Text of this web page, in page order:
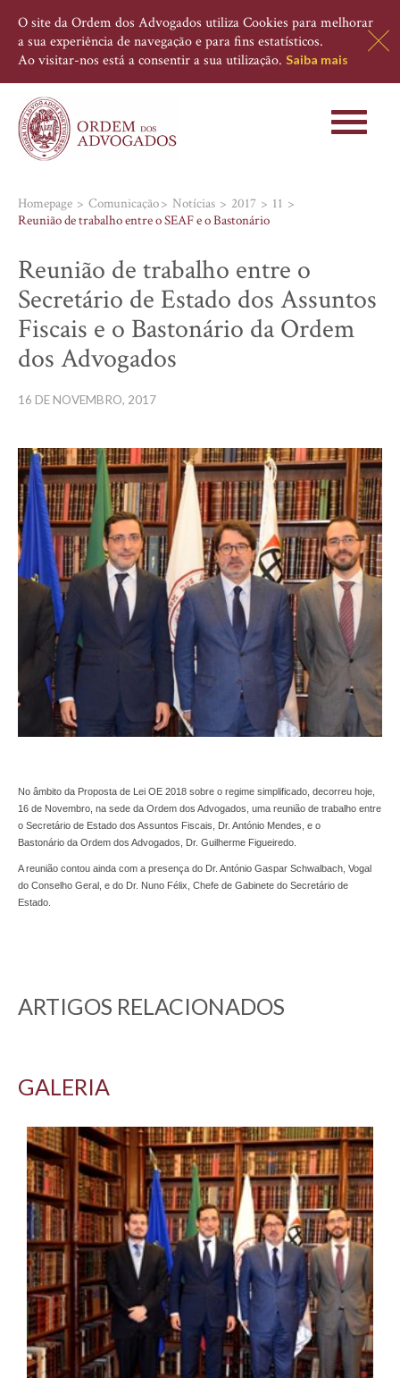
O site da Ordem dos Advogados utiliza Cookies para melhorar
a sua experiência de navegação e para fins estatísticos.
Ao visitar-nos está a consentir a sua utilização. Saiba mais
Toggle
Homepage Comunicação Notícias 2017
11
Reunião de trabalho entre o SEAF e o Bastonário
Reunião de trabalho entre o
Secretário de Estado dos Assuntos
Fiscais e o Bastonário da Ordem
dos Advogados
16 DE NOVEMBRO, 2017
No âmbito da Proposta de Lei OE 2018 sobre o regime simplificado, decorreu hoje,
16 de Novembro, na sede da Ordem dos Advogados, uma reunião de trabalho entre
o Secretário de Estado dos Assuntos Fiscais, Dr. António Mendes, e o
Bastonário da Ordem dos Advogados, Dr. Guilherme Figueiredo.
A reunião contou ainda com a presença do Dr. António Gaspar Schwalbach, Vogal
do Conselho Geral, e do Dr. Nuno Félix, Chefe de Gabinete do Secretário de
Estado.
ARTIGOS RELACIONADOS
GALERIA